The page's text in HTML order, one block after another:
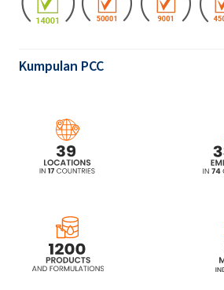
Kumpulan PCC